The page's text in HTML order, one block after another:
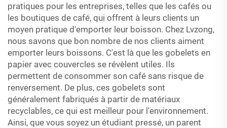
pratiques pour les entreprises, telles que les cafés ou
les boutiques de café, qui offrent à leurs clients un
moyen pratique d'emporter leur boisson. Chez Lvzong,
nous savons que bon nombre de nos clients aiment
emporter leurs boissons. C'est là que les gobelets en
papier avec couvercles se révèlent utiles. Ils
permettent de consommer son café sans risque de
renversement. De plus, ces gobelets sont
généralement fabriqués à partir de matériaux
recyclables, ce qui est meilleur pour l'environnement.
Ainsi, que vous soyez un étudiant pressé, un parent